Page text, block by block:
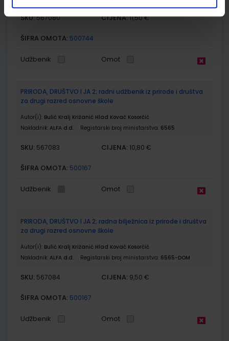
SKU:567080 CIJENA:11,50 €
ŠIFRA OMOTA: 500744
Udžbenik Omot
PRIRODA, DRUŠTVO I JA 2; radni udžbenik iz prirode i društva
za drugi razred osnovne škole
Autor(i): Bulić Kralj Križanić Hlad Kovač Kosorčić
Nakladnik: ALFA d.d. Registarski broj ministarstva: 6565
SKU: 567083 CIJENA: 10,80 €
ŠIFRA OMOTA: 500167
Udžbenik Omot
PRIRODA, DRUŠTVO I JA 2; radna bilježnica iz prirode i društva
za drugi razred osnovne škole
Autor(i): Bulić Kralj Križanić Hlad Kovač Kosorčić
Nakladnik: ALFA d.d. Registarski broj ministarstva: 6565-DOM
SKU: 567084 CIJENA: 9,50 €
ŠIFRA OMOTA: 500167
Udžbenik Omot